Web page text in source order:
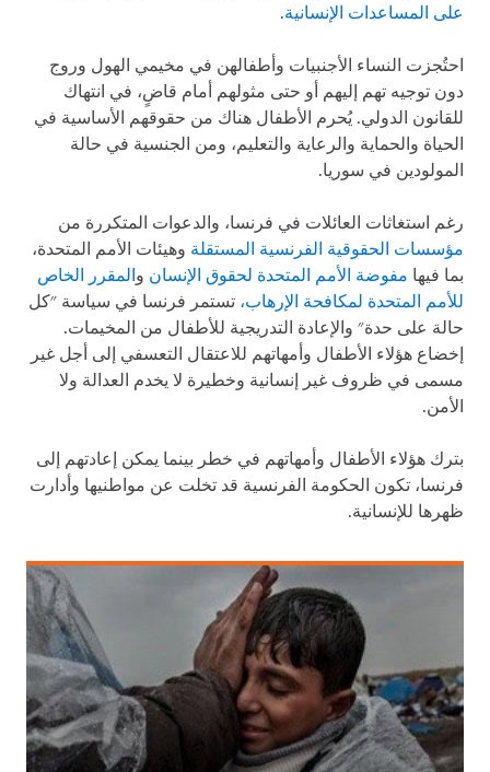
على المساعدات الإنسانية.
احتُجزت النساء الأجنبيات وأطفالهن في مخيمي الهول وروج
دون توجيه تهم إليهم أو حتى مثولهم أمام قاضٍ، في انتهاك
للقانون الدولي. يُحرم الأطفال هناك من حقوقهم الأساسية في
الحياة والحماية والرعاية والتعليم، ومن الجنسية في حالة
المولودين في سوريا.
رغم استغاثات العائلات في فرنسا، والدعوات المتكررة من
مؤسسات الحقوقية الفرنسية المستقلة وهيئات الأمم المتحدة،
بما فيها مفوضة الأمم المتحدة لحقوق الإنسان والمقرر الخاص
للأمم المتحدة لمكافحة الإرهاب، تستمر فرنسا في سياسة "كل
حالة على حدة" والإعادة التدريجية للأطفال من المخيمات.
إخضاع هؤلاء الأطفال وأمهاتهم للاعتقال التعسفي إلى أجل غير
مسمى في ظروف غير إنسانية وخطيرة لا يخدم العدالة ولا
الأمن.
بترك هؤلاء الأطفال وأمهاتهم في خطر بينما يمكن إعادتهم إلى
فرنسا، تكون الحكومة الفرنسية قد تخلت عن مواطنيها وأدارت
ظهرها للإنسانية.